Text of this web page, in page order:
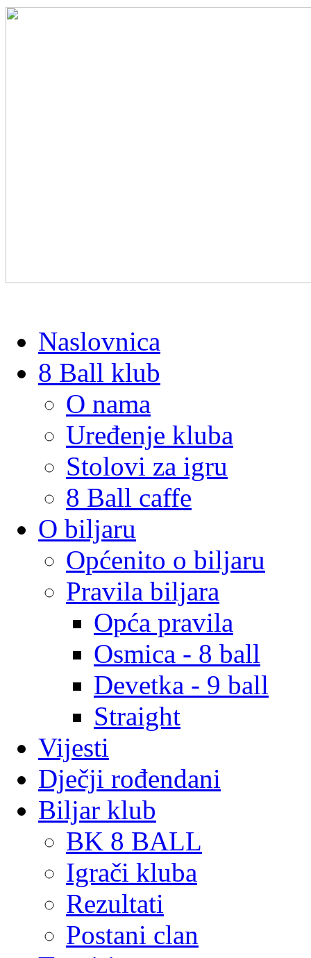
Naslovnica
8 Ball klub
O nama
Uređenje kluba
Stolovi za igru
8 Ball caffe
O biljaru
Općenito o biljaru
Pravila biljara
Opća pravila
Osmica - 8 ball
Devetka - 9 ball
Straight
Vijesti
Dječji rođendani
Biljar klub
BK 8 BALL
Igrači kluba
Rezultati
Postani clan